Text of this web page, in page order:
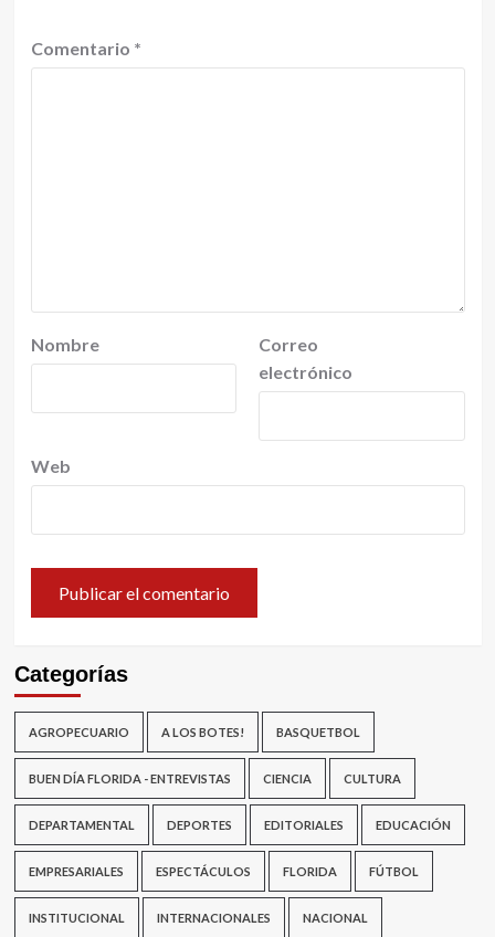
Comentario *
Nombre
Correo
electrónico
Web
Categorías
AGROPECUARIO A LOS BOTES! BASQUETBOL
BUEN DÍA FLORIDA - ENTREVISTAS CIENCIA CULTURA
DEPARTAMENTAL DEPORTES EDITORIALES EDUCACIÓN
EMPRESARIALES ESPECTÁCULOS FLORIDA FÚTBOL
INSTITUCIONAL INTERNACIONALES NACIONAL